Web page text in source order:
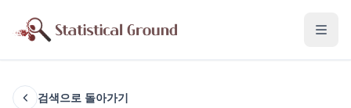
검색으로 돌아가기